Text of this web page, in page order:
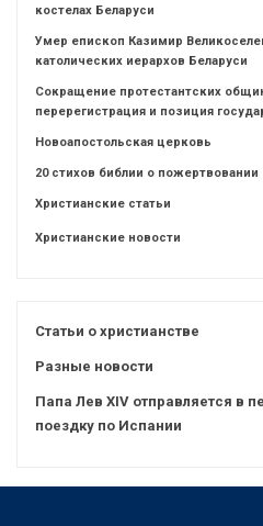
костелах Беларуси
Умер епископ Казимир
католических иерархов Беларуси
Сокращение протестантских
перерегистрация и позиция
Новоапостольская церковь
20 стихов библии о пожертвовании
Христианские статьи
Христианские новости
Статьи о христианстве
Разные новости
Папа Лев XIV отправляется в
поездку по Испании